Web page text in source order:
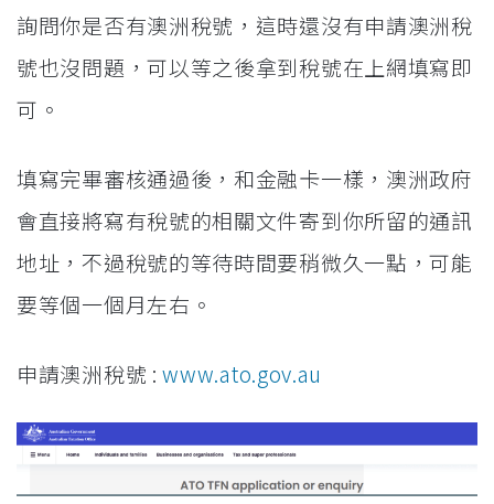
詢問你是否有澳洲稅號，這時還沒有申請澳洲稅
號也沒問題，可以等之後拿到稅號在上網填寫即
可。
填寫完畢審核通過後，和金融卡一樣，澳洲政府
會直接將寫有稅號的相關文件寄到你所留的通訊
地址，不過稅號的等待時間要稍微久一點，可能
要等個一個月左右。
申請澳洲稅號 :www.ato.gov.au